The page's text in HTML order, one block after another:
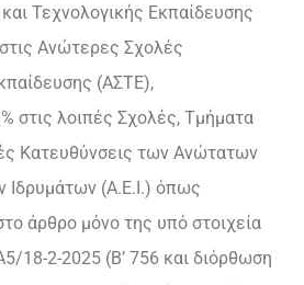
Τεχνολογικής Εκπαίδευσης
Ανώτερες Σχολές
(ΑΣΤΕ),
στις λοιπές Σχολές, Τμήματα
Κατευθύνσεις των Ανώτατων
Ιδρυμάτων (Α.Ε.Ι.) όπως
άρθρο μόνο της υπό στοιχεία
18-2-2025 (Β’ 756 και διόρθωση